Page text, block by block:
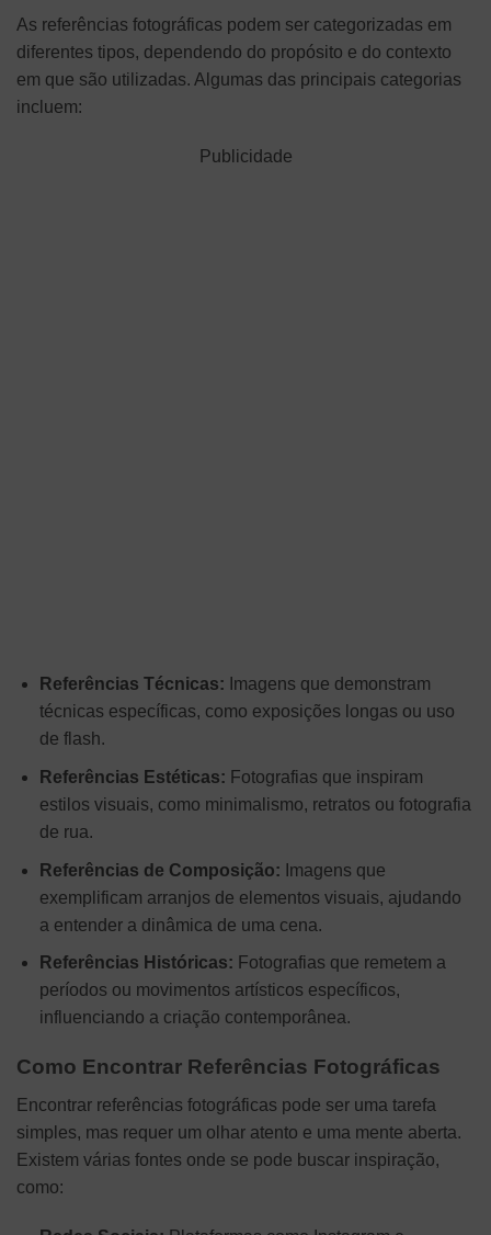
As referências fotográficas podem ser categorizadas em
diferentes tipos, dependendo do propósito e do contexto
em que são utilizadas. Algumas das principais categorias
incluem:
Publicidade
Referências Técnicas: Imagens que demonstram
técnicas específicas, como exposições longas ou uso
de flash.
Referências Estéticas: Fotografias que inspiram
estilos visuais, como minimalismo, retratos ou fotografia
de rua.
Referências de Composição: Imagens que
exemplificam arranjos de elementos visuais, ajudando
a entender a dinâmica de uma cena.
Referências Históricas: Fotografias que remetem a
períodos ou movimentos artísticos específicos,
influenciando a criação contemporânea.
Como Encontrar Referências Fotográficas
Encontrar referências fotográficas pode ser uma tarefa
simples, mas requer um olhar atento e uma mente aberta.
Existem várias fontes onde se pode buscar inspiração,
como: